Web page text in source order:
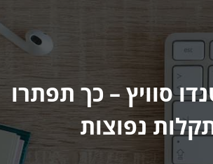
סוויץ – כך תפתרו